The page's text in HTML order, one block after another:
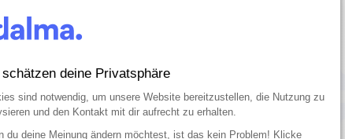
der Signale,
dabei, seine
Hund ein
deine Privatsphäre
sind notwendig, um unsere Website bereitzustellen, die Nutzung zu
und den Kontakt mit dir aufrecht zu erhalten.
du deine Meinung ändern möchtest, ist das kein Problem! Klicke